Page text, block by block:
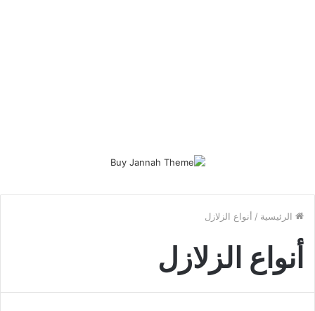
الرئيسية / أنواع الزلازل
أنواع الزلازل